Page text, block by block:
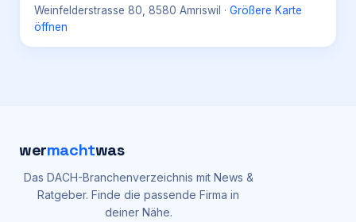
Weinfelderstrasse 80, 8580 Amriswil · Größere Karte
öffnen
wermachtwas
Das DACH-Branchenverzeichnis mit News &
Ratgeber. Finde die passende Firma in
deiner Nähe.